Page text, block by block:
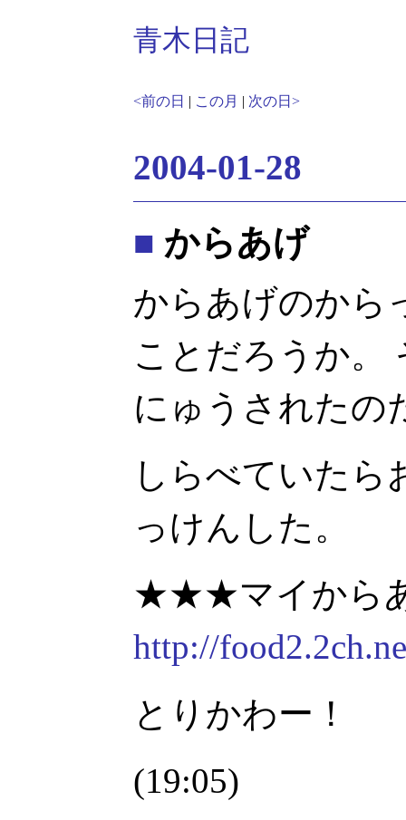
青木日記
<前の日 | この月 | 次の日>
2004-01-28
■ からあげ
からあげのから
ことだろうか。
にゅうされたの
しらべていたら
っけんした。
★★★マイから
http://
とりかわー！
(19:05)